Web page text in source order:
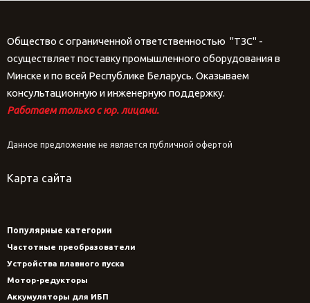
Общество с ограниченной ответственностью "ТЗС" -
осуществляет поставку промышленного оборудования в
Минске и по всей Республике Беларусь. Оказываем
консультационную и инженерную поддержку.
Работаем только с юр. лицами.
Данное предложение не является публичной офертой
Карта сайта
Популярные категории
Частотные преобразователи
Устройства плавного пуска
Мотор-редукторы
Аккумуляторы для ИБП